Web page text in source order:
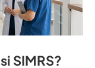
SIMRS?